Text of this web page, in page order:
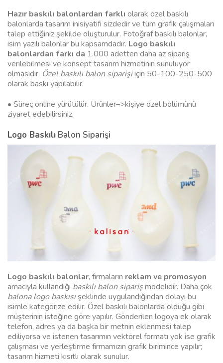
Hazır baskılı balonlardan farklı olarak özel baskılı
balonlarda tasarım inisiyatifi sizdedir ve tüm grafik çalışmaları
talep ettiğiniz şekilde oluşturulur. Fotoğraf baskılı balonlar,
isim yazılı balonlar bu kapsamdadır. Logo baskılı
balonlardan farkı da 1.000 adetten daha az sipariş
verilebilmesi ve konsept tasarım hizmetinin sunuluyor
olmasıdır. Özel baskılı balon siparişiiçin 50-100-250-500
olarak baskı yapılabilir.
• Süreç online yürütülür. Ürünler–>kişiye özel bölümünü
ziyaret edebilirsiniz.
Logo Baskılı Balon Siparişi
Logo baskılı balonlar, firmaların reklam ve promosyon
amacıyla kullandığı baskılı balon siparişmodelidir. Daha çok
balona logo baskısışeklinde uygulandığından dolayı bu
isimle kategorize edilir. Özel baskılı balonlarda olduğu gibi
müşterinin isteğine göre yapılır. Gönderilen logoya ek olarak
telefon, adres ya da başka bir metnin eklenmesi talep
ediliyorsa ve istenen tasarımın vektörel formatı yok ise grafik
çalışması ve yerleştirme firmamızın grafik birimince yapılır;
tasarım hizmeti kısıtlı olarak sunulur.